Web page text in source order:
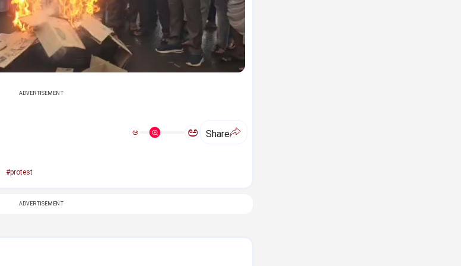
ADVERTISEMENT
ಅ ಅ Share
#protest
ADVERTISEMENT